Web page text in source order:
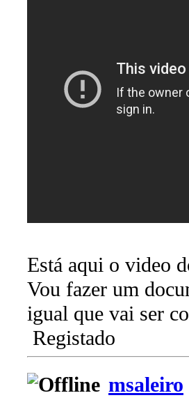
Está aqui o video
Vou fazer um
igual que vai ser
Registado
msaleiro